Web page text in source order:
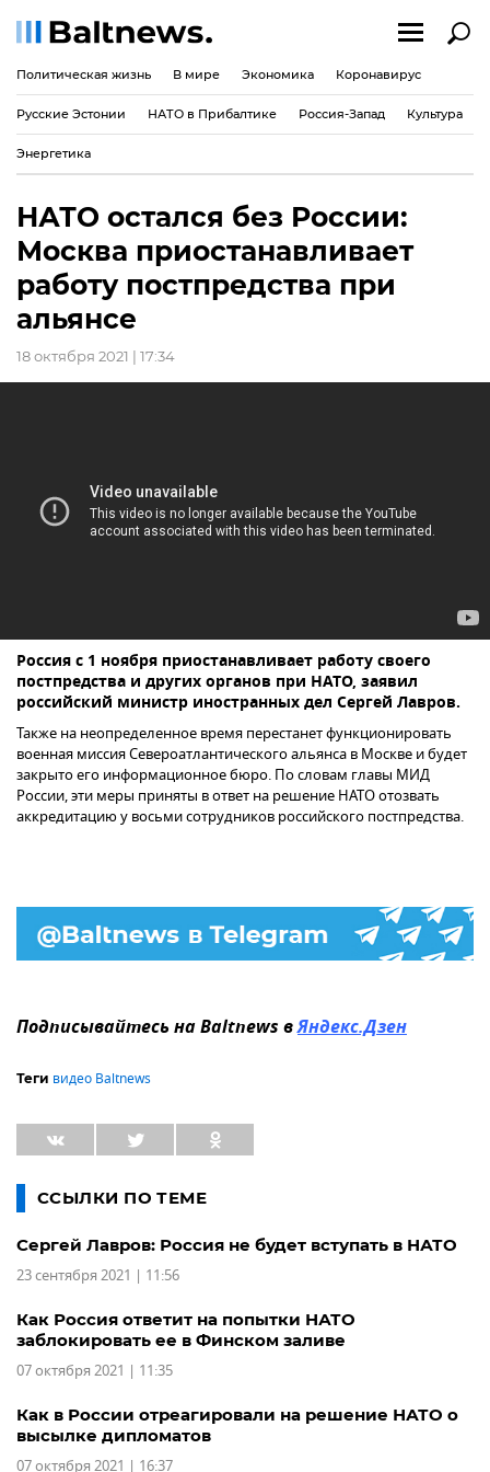
Политическая жизнь В мире Экономика Коронавирус
Русские Эстонии НАТО в Прибалтике Россия-Запад Культура
Энергетика
НАТО остался без России:
Москва приостанавливает
работу постпредства при
альянсе
18 октября 2021 | 17:34
Россия с 1 ноября приостанавливает работу своего
постпредства и других органов при НАТО, заявил
российский министр иностранных дел Сергей Лавров.
Также на неопределенное время перестанет функционировать
военная миссия Североатлантического альянса в Москве и будет
закрыто его информационное бюро. По словам главы МИД
России, эти меры приняты в ответ на решение НАТО отозвать
аккредитацию у восьми сотрудников российского постпредства.
Подписывайтесь на Baltnews вЯндекс.Дзен
Теги видео Baltnews
ССЫЛКИ ПО ТЕМЕ
Сергей Лавров: Россия не будет вступать в НАТО
23 сентября 2021 | 11:56
Как Россия ответит на попытки НАТО
заблокировать ее в Финском заливе
07 октября 2021 | 11:35
Как в России отреагировали на решение НАТО о
высылке дипломатов
07 октября 2021 | 16:37